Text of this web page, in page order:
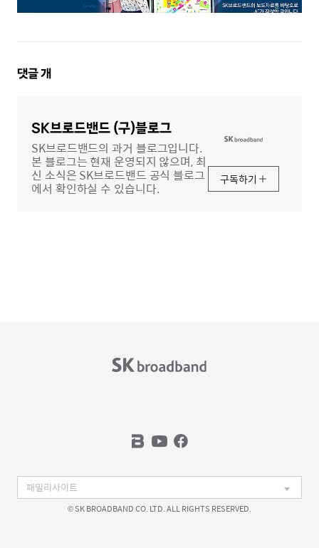
댓
댓글개
SK브로드밴드 (구)블로그
SK브로드밴드의 과거 블로그입니다.
본 블로그는 현재 운영되지 않으며, 최
신 소식은 SK브로드밴드 공식 블로그
에서 확인하실 수 있습니다.
구독하기
© SK BROADBAND CO. LTD. ALL RIGHTS RESERVED.